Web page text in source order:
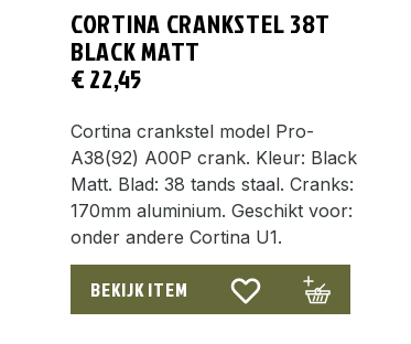
CORTINA CRANKSTEL 38T
BLACK MATT
€22,45
Cortina crankstel model Pro-
A38(92) A00P crank. Kleur: Black
Matt. Blad: 38 tands staal. Cranks:
170mm aluminium. Geschikt voor:
onder andere Cortina U1.
BEKIJK ITEM